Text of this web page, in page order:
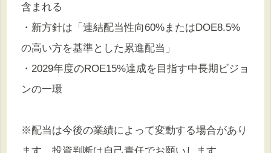
含まれる
・新方針は「連結配当性向60%またはDOE8.5%
の高い方を基準とした累進配当」
・2029年度のROE15%達成を目指す中長期ビジョ
ンの一環
※配当は今後の業績によって変動する場合があり
ます。投資判断は自己責任でお願いします。